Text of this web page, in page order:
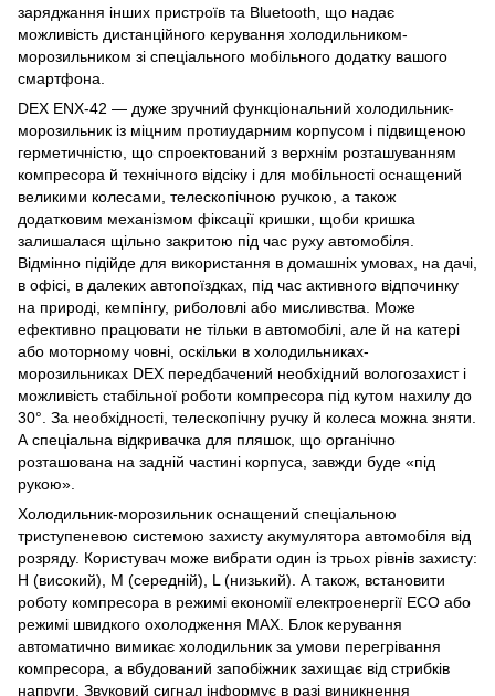
заряджання інших пристроїв та Bluetooth, що надає
можливість дистанційного керування холодильником-
морозильником зі спеціального мобільного додатку вашого
смартфона.
DEX ENX-42 — дуже зручний функціональний холодильник-
морозильник із міцним протиударним корпусом і підвищеною
герметичністю, що спроектований з верхнім розташуванням
компресора й технічного відсіку і для мобільності оснащений
великими колесами, телескопічною ручкою, а також
додатковим механізмом фіксації кришки, щоби кришка
залишалася щільно закритою під час руху автомобіля.
Відмінно підійде для використання в домашніх умовах, на дачі,
в офісі, в далеких автопоїздках, під час активного відпочинку
на природі, кемпінгу, риболовлі або мисливства. Може
ефективно працювати не тільки в автомобілі, але й на катері
або моторному човні, оскільки в холодильниках-
морозильниках DEX передбачений необхідний вологозахист і
можливість стабільної роботи компресора під кутом нахилу до
30°. За необхідності, телескопічну ручку й колеса можна зняти.
А спеціальна відкривачка для пляшок, що органічно
розташована на задній частині корпуса, завжди буде «під
рукою».
Холодильник-морозильник оснащений спеціальною
триступеневою системою захисту акумулятора автомобіля від
розряду. Користувач може вибрати один із трьох рівнів захисту:
H (високий), М (середній), L (низький). А також, встановити
роботу компресора в режимі економії електроенергії ECO або
режимі швидкого охолодження MAX. Блок керування
автоматично вимикає холодильник за умови перегрівання
компресора, а вбудований запобіжник захищає від стрибків
напруги. Звуковий сигнал інформує в разі виникнення